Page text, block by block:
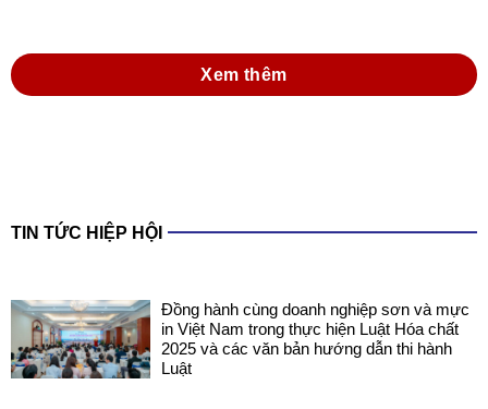
Xem thêm
TIN TỨC HIỆP HỘI
Đồng hành cùng doanh nghiệp sơn và mực
in Việt Nam trong thực hiện Luật Hóa chất
2025 và các văn bản hướng dẫn thi hành
Luật